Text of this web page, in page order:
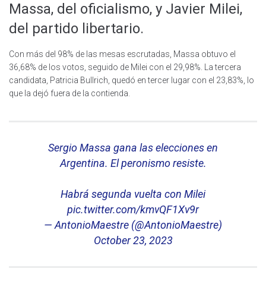
Massa, del oficialismo, y Javier Milei,
del partido libertario.
Con más del 98% de las mesas escrutadas, Massa obtuvo el
36,68% de los votos, seguido de Milei con el 29,98%. La tercera
candidata, Patricia Bullrich, quedó en tercer lugar con el 23,83%, lo
que la dejó fuera de la contienda.
Sergio Massa gana las elecciones en
Argentina. El peronismo resiste.
Habrá segunda vuelta con Milei
pic.twitter.com/kmvQF1Xv9r
— AntonioMaestre (@AntonioMaestre)
October 23, 2023